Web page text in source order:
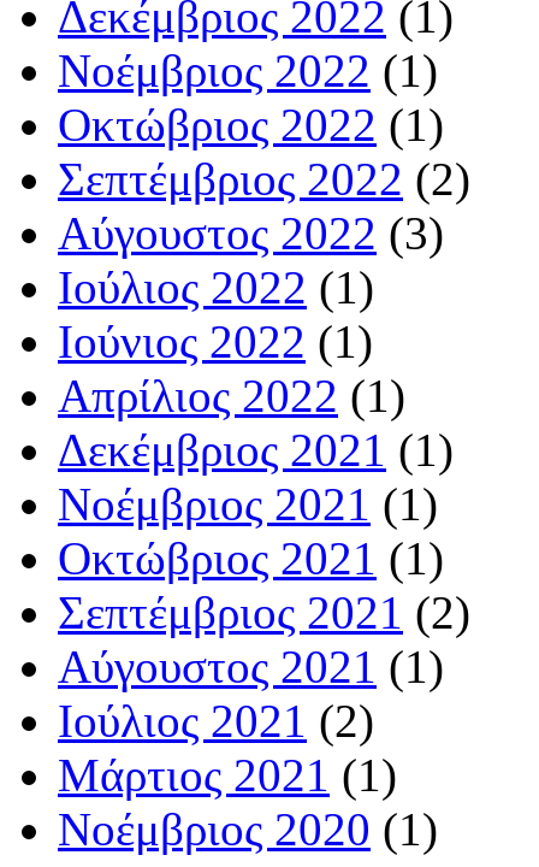
Δεκέμβριος 2022 (1)
Νοέμβριος 2022 (1)
Οκτώβριος 2022 (1)
Σεπτέμβριος 2022 (2)
Αύγουστος 2022 (3)
Ιούλιος 2022 (1)
Ιούνιος 2022 (1)
Απρίλιος 2022 (1)
Δεκέμβριος 2021 (1)
Νοέμβριος 2021 (1)
Οκτώβριος 2021 (1)
Σεπτέμβριος 2021 (2)
Αύγουστος 2021 (1)
Ιούλιος 2021 (2)
Μάρτιος 2021 (1)
Νοέμβριος 2020 (1)